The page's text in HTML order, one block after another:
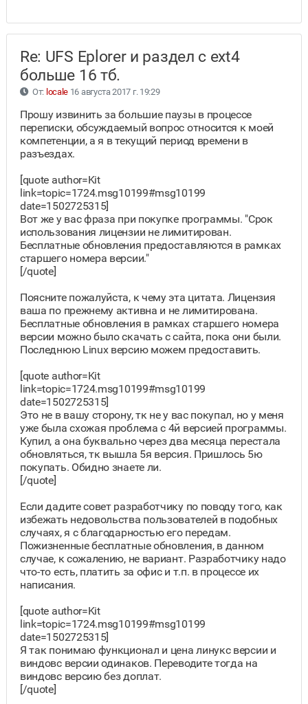
Re: UFS Eplorer и раздел с ext4
больше 16 тб.
От: locale 16 августа 2017 г. 19:29
Прошу извинить за большие паузы в процессе
переписки, обсуждаемый вопрос относится к моей
компетенции, а я в текущий период времени в
разъездах.
[quote author=Kit
link=topic=1724.msg10199#msg10199
date=1502725315]
Вот же у вас фраза при покупке программы. "Срок
использования лицензии не лимитирован.
Бесплатные обновления предоставляются в рамках
старшего номера версии."
[/quote]
Поясните пожалуйста, к чему эта цитата. Лицензия
ваша по прежнему активна и не лимитирована.
Бесплатные обновления в рамках старшего номера
версии можно было скачать с сайта, пока они были.
Последнюю Linux версию можем предоставить.
[quote author=Kit
link=topic=1724.msg10199#msg10199
date=1502725315]
Это не в вашу сторону, тк не у вас покупал, но у меня
уже была схожая проблема с 4й версией программы.
Купил, а она буквально через два месяца перестала
обновляться, тк вышла 5я версия. Пришлось 5ю
покупать. Обидно знаете ли.
[/quote]
Если дадите совет разработчику по поводу того, как
избежать недовольства пользователей в подобных
случаях, я с благодарностью его передам.
Пожизненные бесплатные обновления, в данном
случае, к сожалению, не вариант. Разработчику надо
что-то есть, платить за офис и т.п. в процессе их
написания.
[quote author=Kit
link=topic=1724.msg10199#msg10199
date=1502725315]
Я так понимаю функционал и цена линукс версии и
виндовс версии одинаков. Переводите тогда на
виндовс версию без доплат.
[/quote]